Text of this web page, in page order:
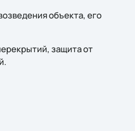
объекта, его
защита от